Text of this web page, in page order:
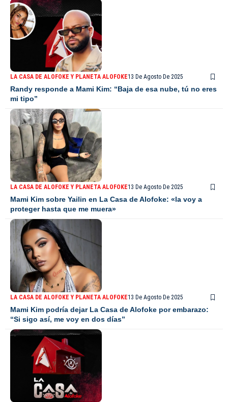
LA CASA DE ALOFOKE Y PLANETA ALOFOKE13 De Agosto De 2025
Randy responde a Mami Kim: “Baja de esa nube, tú no eres
mi tipo”
LA CASA DE ALOFOKE Y PLANETA ALOFOKE13 De Agosto De 2025
Mami Kim sobre Yailin en La Casa de Alofoke: «la voy a
proteger hasta que me muera»
LA CASA DE ALOFOKE Y PLANETA ALOFOKE13 De Agosto De 2025
Mami Kim podría dejar La Casa de Alofoke por embarazo:
“Si sigo así, me voy en dos días”